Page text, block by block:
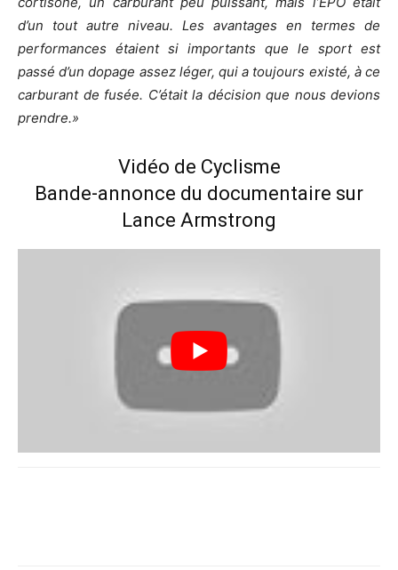
d’un tout autre niveau. Les avantages en termes de
performances étaient si importants que le sport est
passé d’un dopage assez léger, qui a toujours existé, à ce
carburant de fusée. C’était la décision que nous devions
prendre.»
Vidéo de Cyclisme
Bande-annonce du documentaire sur
Lance Armstrong